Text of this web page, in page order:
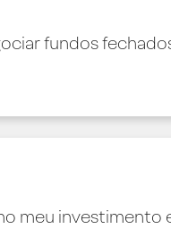
fundos
meu investimento